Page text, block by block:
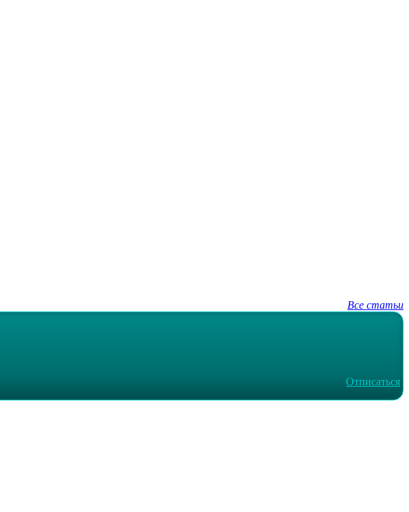
Все статьи
Отписаться